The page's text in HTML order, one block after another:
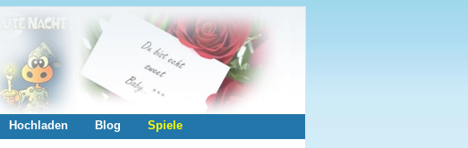
Hochladen Blog Spiele